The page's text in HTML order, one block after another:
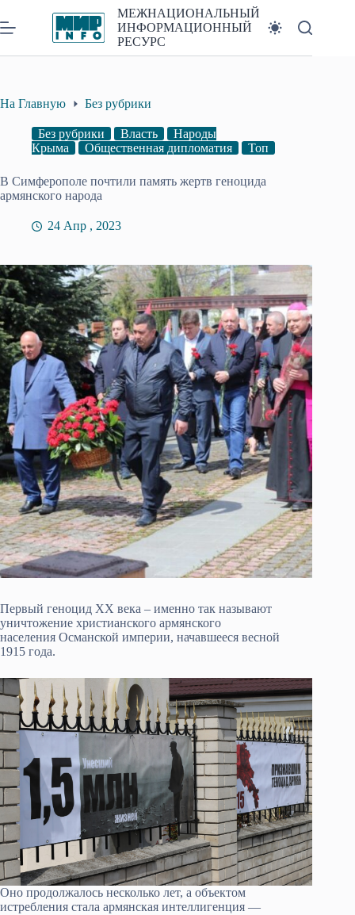
к
сути
МЕЖНАЦИОНАЛЬНЫЙ
ИНФОРМАЦИОННЫЙ
РЕСУРС
На Главную Без рубрики
Без рубрики Власть
Народы
Крыма
Общественная дипломатия Топ
В Симферополе почтили память жертв геноцида
армянского народа
24 Апр , 2023
Первый геноцид XX века – именно так называют
уничтожение христианского армянского
населения Османской империи, начавшееся весной
1915 года.
Оно продолжалось несколько лет, а объектом
истребления стала армянская интеллигенция —